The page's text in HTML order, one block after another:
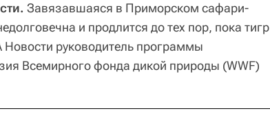
Завязавшаяся в Приморском сафари-
и продлится до тех пор, пока тигр
Новости руководитель программы
Всемирного фонда дикой природы (WWF)